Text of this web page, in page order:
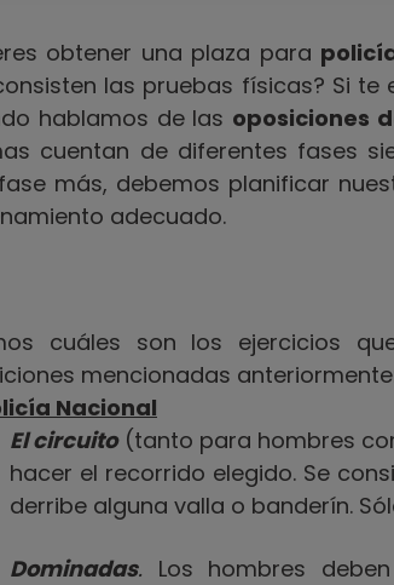
obtener una plaza para
las pruebas físicas? Si
hablamos de las oposiciones
cuentan de diferentes fases
más, debemos planificar
adecuado.
cuáles son los ejercicios
mencionadas
Nacional
El circuito(tanto para hombres
hacer el recorrido elegido. Se
derribe alguna valla o banderín.
Dominadas. Los hombres